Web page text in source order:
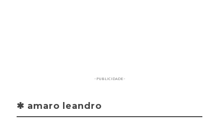
- PUBLICIDADE -
✱ amaro leandro